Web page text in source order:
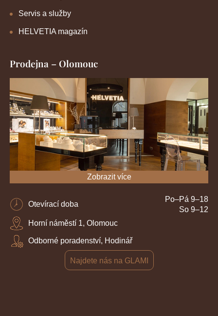
Servis a služby
HELVETIA magazín
Prodejna – Olomouc
Zobrazit více
Otevírací doba
Po–Pá 9–18
So 9–12
Horní náměstí 1, Olomouc
Odborné poradenství, Hodinář
Najdete nás na GLAMI